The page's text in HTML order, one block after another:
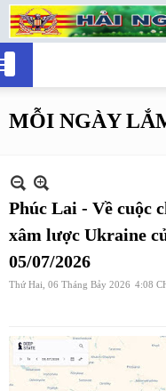
MỖI NGÀY
Phúc Lai - Về cuộc
xâm lược Ukraine
05/07/2026
Thứ Hai, 06 Tháng Bảy 2026 4:08